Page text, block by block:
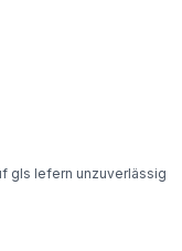
gls lefern unzuverlässig